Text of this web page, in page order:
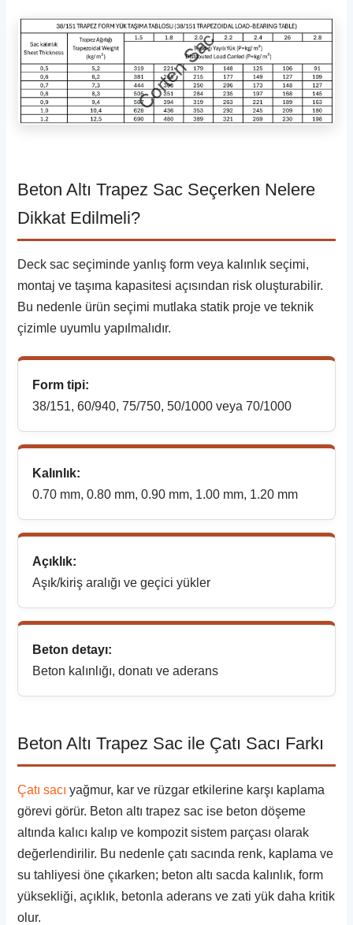
Beton Altı Trapez Sac Seçerken Nelere
Dikkat Edilmeli?
Deck sac seçiminde yanlış form veya kalınlık seçimi,
montaj ve taşıma kapasitesi açısından risk oluşturabilir.
Bu nedenle ürün seçimi mutlaka statik proje ve teknik
çizimle uyumlu yapılmalıdır.
Form tipi:
38/151, 60/940, 75/750, 50/1000 veya 70/1000
Kalınlık:
0.70 mm, 0.80 mm, 0.90 mm, 1.00 mm, 1.20 mm
Açıklık:
Aşık/kiriş aralığı ve geçici yükler
Beton detayı:
Beton kalınlığı, donatı ve aderans
Beton Altı Trapez Sac ile Çatı Sacı Farkı
Çatı sacı yağmur, kar ve rüzgar etkilerine karşı kaplama
görevi görür. Beton altı trapez sac ise beton döşeme
altında kalıcı kalıp ve kompozit sistem parçası olarak
değerlendirilir. Bu nedenle çatı sacında renk, kaplama ve
su tahliyesi öne çıkarken; beton altı sacda kalınlık, form
yüksekliği, açıklık, betonla aderans ve zati yük daha kritik
olur.